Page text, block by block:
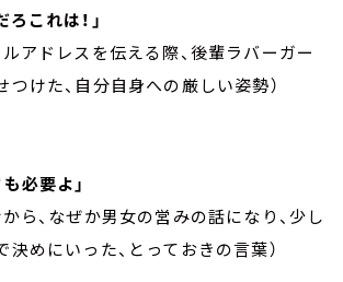
これは！」
ルアドレスを伝える際、後輩ラバーガー
けた、自分自身への厳しい姿勢）
必要よ」
ら、なぜか男女の営みの話になり、少し
めにいった、とっておきの言葉）